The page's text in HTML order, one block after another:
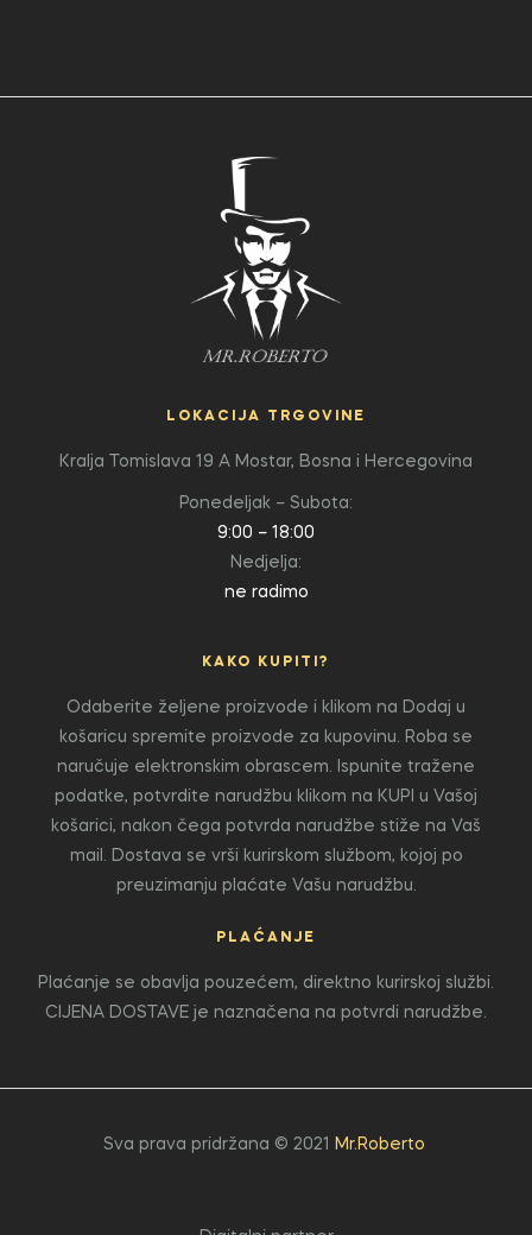
LOKACIJA TRGOVINE
Kralja Tomislava 19 A Mostar, Bosna i Hercegovina
Ponedeljak – Subota:
9:00 – 18:00
Nedjelja:
ne radimo
KAKO KUPITI?
Odaberite željene proizvode i klikom na Dodaj u
košaricu spremite proizvode za kupovinu. Roba se
naručuje elektronskim obrascem. Ispunite tražene
podatke, potvrdite narudžbu klikom na KUPI u Vašoj
košarici, nakon čega potvrda narudžbe stiže na Vaš
mail. Dostava se vrši kurirskom službom, kojoj po
preuzimanju plaćate Vašu narudžbu.
PLAĆANJE
Plaćanje se obavlja pouzećem, direktno kurirskoj službi.
CIJENA DOSTAVE je naznačena na potvrdi narudžbe.
Sva prava pridržana © 2021 Mr.Roberto